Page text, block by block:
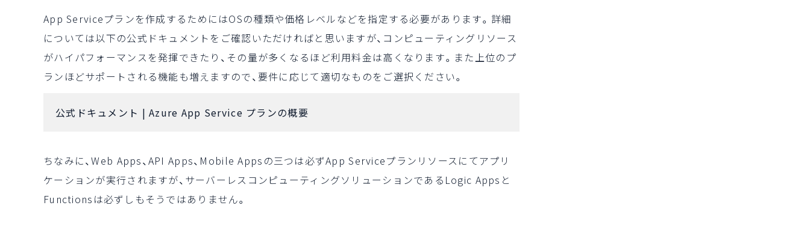
App Serviceプランを作成するためにはOSの種類や価格レベルなどを指定する必要があります。詳細
については以下の公式ドキュメントをご確認いただければと思いますが、コンピューティングリソース
がハイパフォーマンスを発揮できたり、その量が多くなるほど利用料金は高くなります。また上位のプ
ランほどサポートされる機能も増えますので、要件に応じて適切なものをご選択ください。
公式ドキュメント |Azure App Service プランの概要
ちなみに、Web Apps、API Apps、Mobile Appsの三つは必ずApp Serviceプランリソースにてアプリ
ケーションが実行されますが、サーバーレスコンピューティングソリューションであるLogic Appsと
Functionsは必ずしもそうではありません。